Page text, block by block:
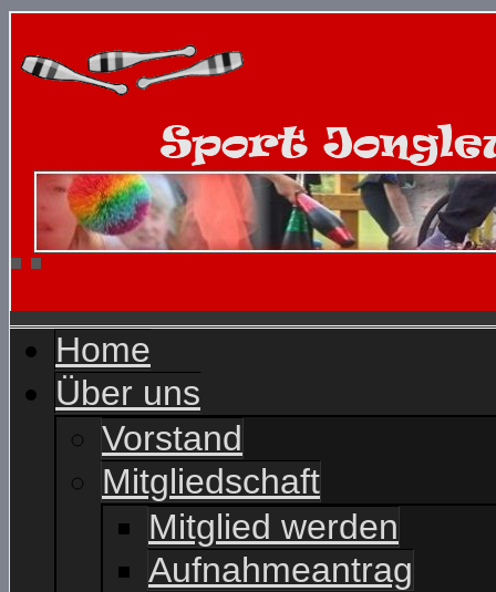
Home
Über uns
Vorstand
Mitgliedschaft
Mitglied werden
Aufnahmeantrag